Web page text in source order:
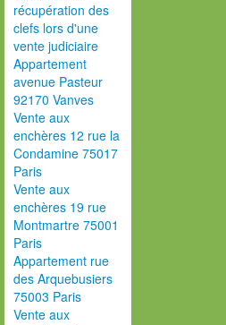
récupération des
clefs lors d'une
vente judiciaire
Appartement
avenue Pasteur
92170 Vanves
Vente aux
enchères 12 rue la
Condamine 75017
Paris
Vente aux
enchères 19 rue
Montmartre 75001
Paris
Appartement rue
des Arquebusiers
75003 Paris
Vente aux